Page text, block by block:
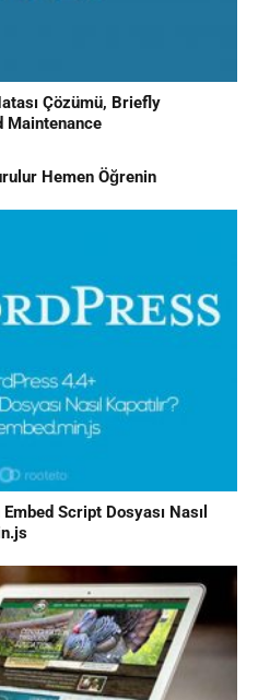
Çözümü, Briefly
Maintenance
Hemen Öğrenin
Script Dosyası Nasıl